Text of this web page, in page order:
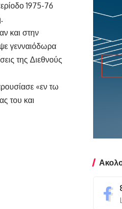
1975-76
και στην
γενναιόδωρα
της Διεθνούς
«εν τω
του και